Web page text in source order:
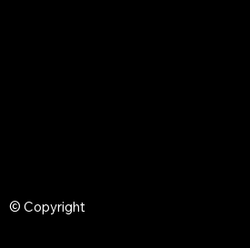
© Copyright